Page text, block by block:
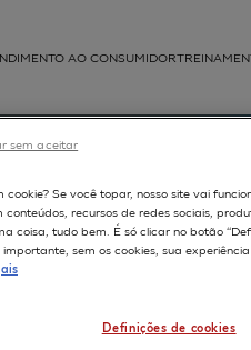
AO CONSUMIDOR
cookie? Se você topar, nosso site vai
conteúdos, recursos de redes sociais,
coisa, tudo bem. É só clicar no botão
sem os cookies, sua
Definições de cookies
sem aceitar